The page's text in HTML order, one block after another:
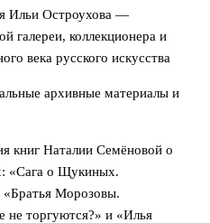
Ильи Остроухова —
галереи, коллекционера и
века русского искусства
архивные материалы и
книг Наталии Семёновой о
«Сага о Щукиных.
Морозовы.
не торгуются?» и «Илья